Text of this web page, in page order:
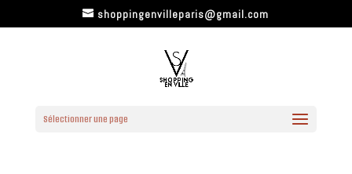
shoppingenvilleparis@gmail.com
Sélectionner une page